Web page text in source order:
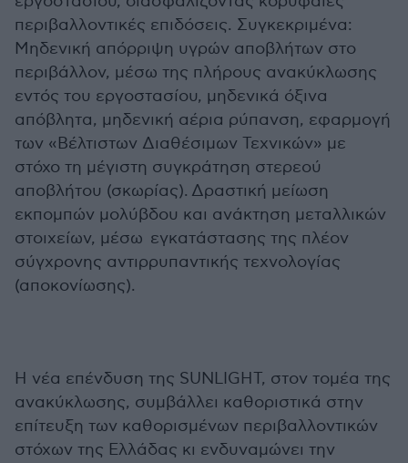
περιβαλλοντικές επιδόσεις. Συγκεκριμένα:
Μηδενική απόρριψη υγρών αποβλήτων στο
περιβάλλον, μέσω της πλήρους ανακύκλωσης
εντός του εργοστασίου, μηδενικά όξινα
απόβλητα, μηδενική αέρια ρύπανση, εφαρμογή
των «Βέλτιστων Διαθέσιμων Τεχνικών» με
στόχο τη μέγιστη συγκράτηση στερεού
αποβλήτου (σκωρίας). Δραστική μείωση
εκπομπών μολύβδου και ανάκτηση μεταλλικών
στοιχείων, μέσω εγκατάστασης της πλέον
σύγχρονης αντιρρυπαντικής τεχνολογίας
(αποκονίωσης).
Η νέα επένδυση της SUNLIGHT, στον τομέα της
ανακύκλωσης, συμβάλλει καθοριστικά στην
επίτευξη των καθορισμένων περιβαλλοντικών
στόχων της Ελλάδας κι ενδυναμώνει την